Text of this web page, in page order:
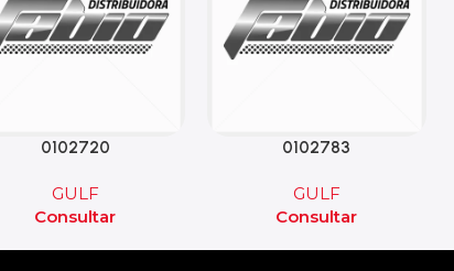
0102720
GULF
Consultar
0102783
GULF
Consultar